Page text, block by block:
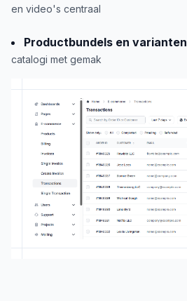
en video's centraal
Productbundels en varianten
catalogi met gemak